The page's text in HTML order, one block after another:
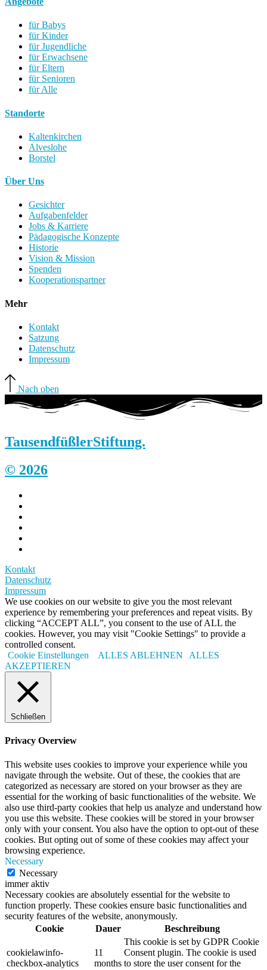
für Babys
für Kinder
für Jugendliche
für Erwachsene
für Eltern
für Senioren
für Alle
Standorte
Kaltenkirchen
Alveslohe
Borstel
Über Uns
Gesichter
Aufgabenfelder
Jobs & Karriere
Pädagogische Konzepte
Historie
Vision & Mission
Spenden
Kooperationspartner
Mehr
Kontakt
Satzung
Datenschutz
Impressum
Nach oben
TausendfüßlerStiftung.
© 2026
Kontakt
Datenschutz
Impressum
We use cookies on our website to give you the most relevant
experience by remembering your preferences and repeat visits. By
clicking “ACCEPT ALL”, you consent to the use of ALL the
cookies. However, you may visit "Cookie Settings" to provide a
controlled consent.
Cookie Einstellungen
ALLES ABLEHNEN
ALLES
AKZEPTIEREN
Schließen
Privacy Overview
This website uses cookies to improve your experience while you
navigate through the website. Out of these, the cookies that are
categorized as necessary are stored on your browser as they are
essential for the working of basic functionalities of the website. We
also use third-party cookies that help us analyze and understand how
you use this website. These cookies will be stored in your browser
only with your consent. You also have the option to opt-out of these
cookies. But opting out of some of these cookies may affect your
browsing experience.
Necessary
Necessary
immer aktiv
Necessary cookies are absolutely essential for the website to
function properly. These cookies ensure basic functionalities and
security features of the website, anonymously.
Cookie
Dauer Beschreibung
cookielawinfo-
checkbox-analytics
11
months
This cookie is set by GDPR Cookie
Consent plugin. The cookie is used
to store the user consent for the